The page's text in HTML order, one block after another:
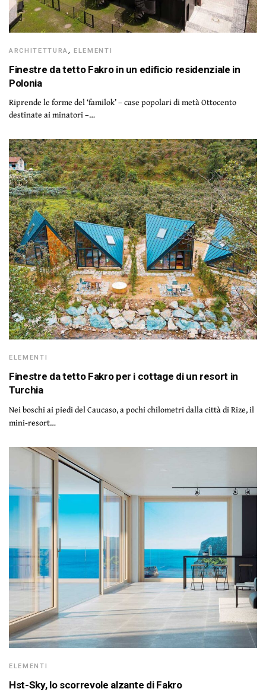
ARCHITETTURA ,ELEMENTI
Finestre da tetto Fakro in un edificio residenziale in
Polonia
Riprende le forme del ‘familok’ – case popolari di metà Ottocento
destinate ai minatori –…
ELEMENTI
Finestre da tetto Fakro per i cottage di un resort in
Turchia
Nei boschi ai piedi del Caucaso, a pochi chilometri dalla città di Rize, il
mini-resort…
ELEMENTI
Hst-Sky, lo scorrevole alzante di Fakro